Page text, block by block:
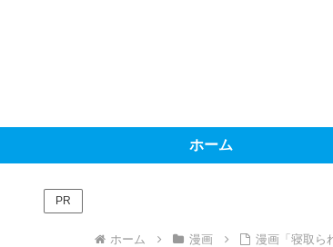
ホーム
PR
ホーム 漫画
漫画「寝取ら